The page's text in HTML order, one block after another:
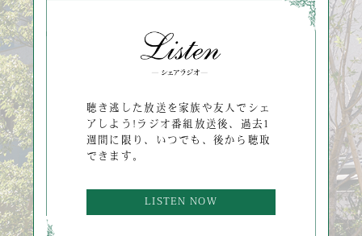
聴き逃した放送を家族や友人でシェ
アしよう!ラジオ番組放送後、過去1
週間に限り、いつでも、後から聴取
できます。
LISTEN NOW